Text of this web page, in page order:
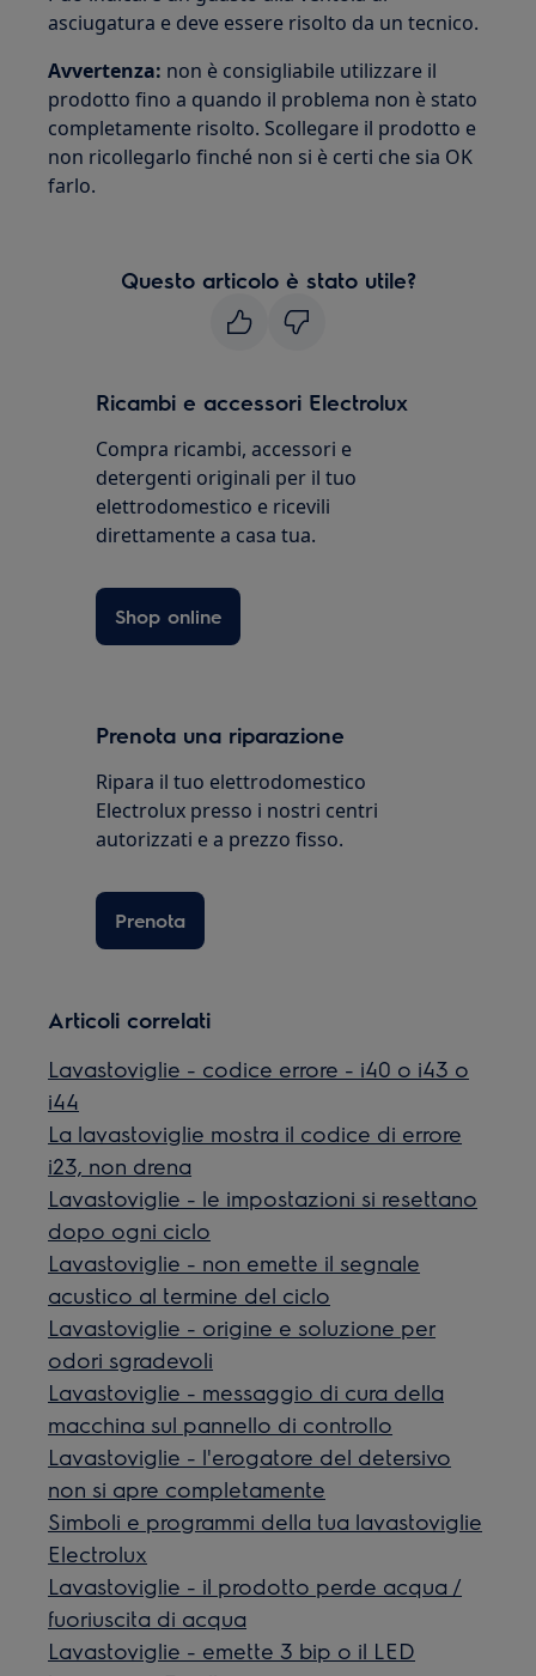
asciugatura e deve essere risolto da un tecnico.
Avvertenza: non è consigliabile utilizzare il
prodotto fino a quando il problema non è stato
completamente risolto. Scollegare il prodotto e
non ricollegarlo finché non si è certi che sia OK
farlo.
Questo articolo è stato utile?
Ricambi e accessori Electrolux
Compra ricambi, accessori e
detergenti originali per il tuo
elettrodomestico e ricevili
direttamente a casa tua.
Shop online
Prenota una riparazione
Ripara il tuo elettrodomestico
Electrolux presso i nostri centri
autorizzati e a prezzo fisso.
Prenota
Articoli correlati
Lavastoviglie - codice errore - i40 o i43 o
i44
La lavastoviglie mostra il codice di errore
i23, non drena
Lavastoviglie - le impostazioni si resettano
dopo ogni ciclo
Lavastoviglie - non emette il segnale
acustico al termine del ciclo
Lavastoviglie - origine e soluzione per
odori sgradevoli
Lavastoviglie - messaggio di cura della
macchina sul pannello di controllo
Lavastoviglie - l'erogatore del detersivo
non si apre completamente
Simboli e programmi della tua lavastoviglie
Electrolux
Lavastoviglie - il prodotto perde acqua /
fuoriuscita di acqua
Lavastoviglie - emette 3 bip o il LED